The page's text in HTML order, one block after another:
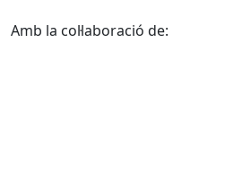
Amb la col·laboració de: